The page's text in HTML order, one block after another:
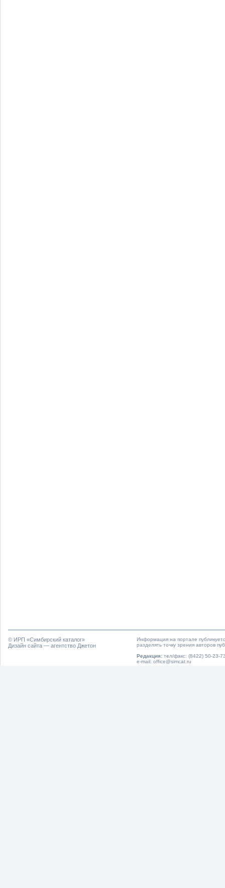
© ИРП «Симбирский каталог»
Дизайн сайта — агентство Джетон
Информация на портале
разделять точку зрения авторов
Редакция: тел/факс: (8422) 50-23-
e-mail: office@simcat.ru